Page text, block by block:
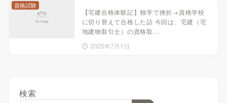
【宅建合格体験記】独学で挫折→資格学校
に切り替えて合格した話 今回は、宅建（宅
地建物取引士）の資格取…
2025年7月1日
資格試験
検索